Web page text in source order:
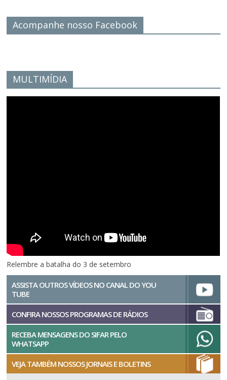
Acompanhe nosso Facebook
MULTIMÍDIA
Relembre a batalha do 3 de setembro
ASSISTA OUTROS VÍDEOS NO CANAL DO YOU
TUBE
CONFIRA NOSSOS PROGRAMAS DE RÁDIOS
RECEBA MENSAGENS DO SIFAR PELO
WHATSAPP
VEJA TAMBÉM NOSSOS JORNAIS E BOLETINS